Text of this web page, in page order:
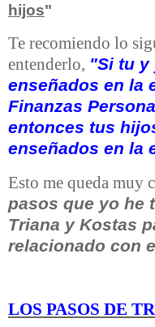
hijos"
Te recomiendo lo
entenderlo, "Si tu y
enseñados en la
Finanzas
entonces tus
enseñados en la
Esto me queda muy
pasos que yo he
Triana y Kostas
relacionado con
LOS PASOS DE